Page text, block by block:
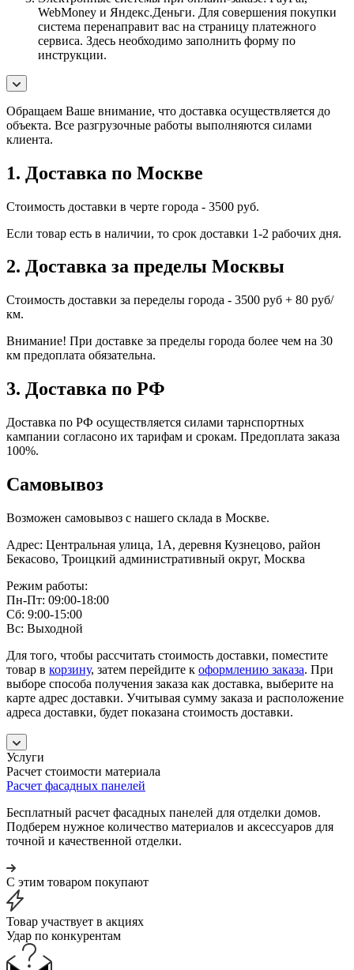
WebMoney и Яндекс.Деньги. Для совершения покупки
система перенаправит вас на страницу платежного
сервиса. Здесь необходимо заполнить форму по
инструкции.
Обращаем Ваше внимание, что доставка осуществляется до
объекта. Все разгрузочные работы выполняются силами
клиента.
1. Доставка по Москве
Стоимость доставки в черте города - 3500 руб.
Если товар есть в наличии, то срок доставки 1-2 рабочих дня.
2. Доставка за пределы Москвы
Стоимость доставки за переделы города - 3500 руб + 80 руб/
км.
Внимание! При доставке за пределы города более чем на 30
км предоплата обязательна.
3. Доставка по РФ
Доставка по РФ осуществляется силами тарнспортных
кампании согласоно их тарифам и срокам. Предоплата заказа
100%.
Самовывоз
Возможен самовывоз с нашего склада в Москве.
Адрес: Центральная улица, 1А, деревня Кузнецово, район
Бекасово, Троицкий административный округ, Москва
Режим работы:
Пн-Пт: 09:00-18:00
Сб: 9:00-15:00
Вс: Выходной
Для того, чтобы рассчитать стоимость доставки, поместите
товар в корзину, затем перейдите к оформлению заказа. При
выборе способа получения заказа как доставка, выберите на
карте адрес доставки. Учитывая сумму заказа и расположение
адреса доставки, будет показана стоимость доставки.
Услуги
Расчет стоимости материала
Расчет фасадных панелей
Бесплатный расчет фасадных панелей для отделки домов.
Подберем нужное количество материалов и аксессуаров для
точной и качественной отделки.
С этим товаром покупают
Товар участвует в акциях
Удар по конкурентам